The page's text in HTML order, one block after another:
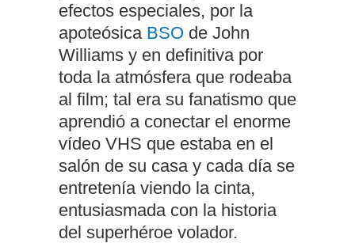
efectos especiales, por la
apoteósica BSO de John
Williams y en definitiva por
toda la atmósfera que rodeaba
al film; tal era su fanatismo que
aprendió a conectar el enorme
vídeo VHS que estaba en el
salón de su casa y cada día se
entretenía viendo la cinta,
entusiasmada con la historia
del superhéroe volador.